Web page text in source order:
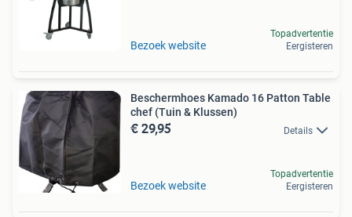
Bezoek website
Topadvertentie
Eergisteren
Beschermhoes Kamado 16 Patton Table
chef (Tuin & Klussen)
€ 29,95 Details
Bezoek website
Topadvertentie
Eergisteren